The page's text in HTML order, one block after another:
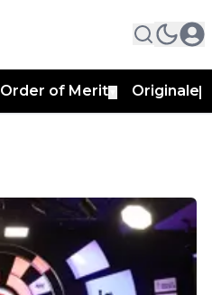
Order of Merit Originale